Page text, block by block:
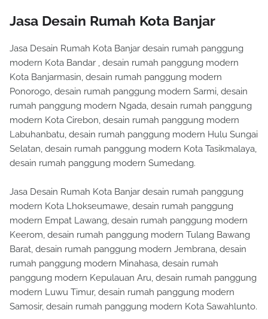
Jasa Desain Rumah Kota Banjar
Jasa Desain Rumah Kota Banjar desain rumah panggung
modern Kota Bandar , desain rumah panggung modern
Kota Banjarmasin, desain rumah panggung modern
Ponorogo, desain rumah panggung modern Sarmi, desain
rumah panggung modern Ngada, desain rumah panggung
modern Kota Cirebon, desain rumah panggung modern
Labuhanbatu, desain rumah panggung modern Hulu Sungai
Selatan, desain rumah panggung modern Kota Tasikmalaya,
desain rumah panggung modern Sumedang.
Jasa Desain Rumah Kota Banjar desain rumah panggung
modern Kota Lhokseumawe, desain rumah panggung
modern Empat Lawang, desain rumah panggung modern
Keerom, desain rumah panggung modern Tulang Bawang
Barat, desain rumah panggung modern Jembrana, desain
rumah panggung modern Minahasa, desain rumah
panggung modern Kepulauan Aru, desain rumah panggung
modern Luwu Timur, desain rumah panggung modern
Samosir, desain rumah panggung modern Kota Sawahlunto.